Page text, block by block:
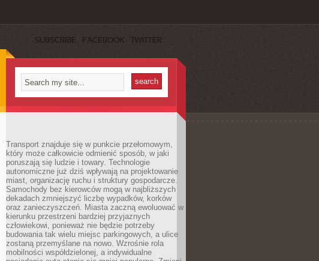
SUBSCRIBE FACEBOOK TWITTER
Transport znajduje się w punkcie przełomowym,
który może całkowicie odmienić sposób, w jaki
poruszają się ludzie i towary. Technologie
autonomiczne już dziś wpływają na projektowanie
miast, organizację ruchu i struktury gospodarcze.
Samochody bez kierowców mogą w najbliższych
dekadach zmniejszyć liczbę wypadków, korków
oraz zanieczyszczeń. Miasta zaczną ewoluować w
kierunku przestrzeni bardziej przyjaznych
człowiekowi, ponieważ nie będzie potrzeby
budowania tak wielu miejsc parkingowych, a ulice
zostaną przemyślane na nowo. Wzrośnie rola
mobilności współdzielonej, a indywidualne